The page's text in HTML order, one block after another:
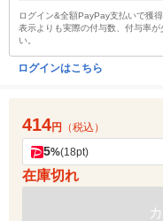
ログイン&全額PayPay支払いで獲
表示よりも実際の付与数、付与率
い。
ログインはこちら
414円 （税込）
5%(18pt)
在庫切れ